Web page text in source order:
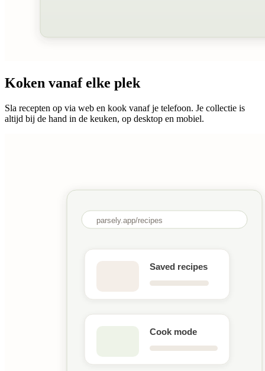
Koken vanaf elke plek
Sla recepten op via web en kook vanaf je telefoon. Je collectie is
altijd bij de hand in de keuken, op desktop en mobiel.